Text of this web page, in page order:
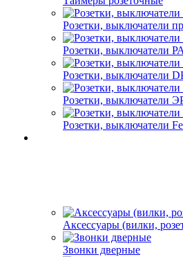
Розетки, выключатели
Розетки,
Розетки, выключатели
Розетки, выключатели
Розетки, выключатели
Аксессуары (вилки,
Звонки дверные